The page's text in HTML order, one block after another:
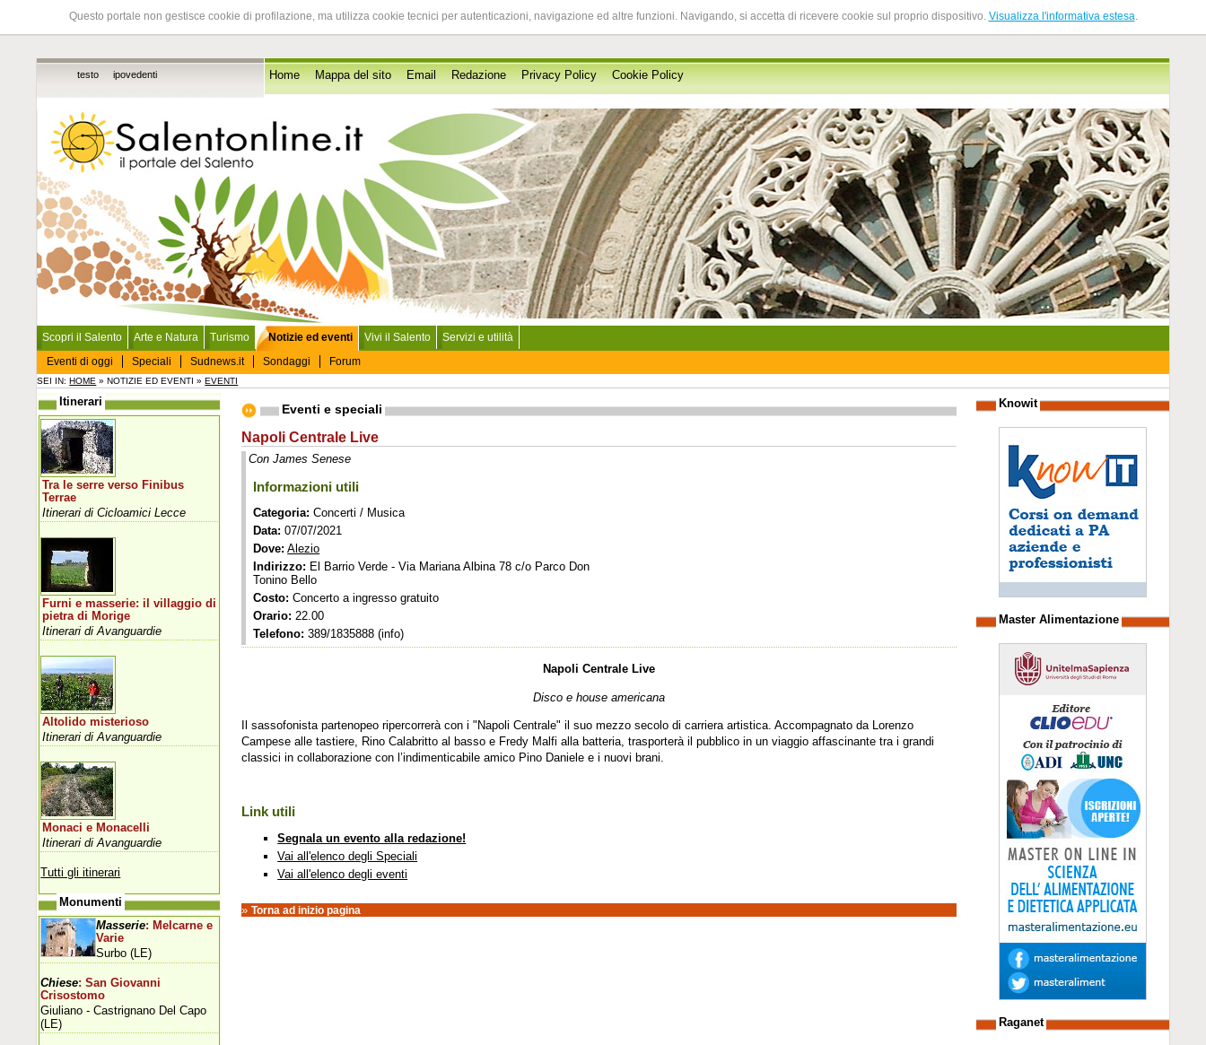
Questo portale non gestisce cookie di profilazione, ma utilizza cookie tecnici per autenticazioni, navigazione ed altre funzioni. Navigando, si accetta di ricevere cookie sul proprio dispositivo. Visualizza l'informativa estesa.
testo ipovedenti Home Mappa del sito Email Redazione Privacy Policy Cookie Policy
Scopri il Salento Arte e Natura Turismo
Notizie ed eventi
Eventi di oggi
Speciali Sudnews.it Sondaggi Forum
Vivi il Salento Servizi e utilità
SEI IN:HOME » NOTIZIE ED EVENTI »EVENTI
Eventi e speciali
Napoli Centrale Live
Con James Senese
Informazioni utili
Categoria: Concerti / Musica
Data: 07/07/2021
Dove: Alezio
Indirizzo: El Barrio Verde - Via Mariana Albina 78 c/o Parco Don
Tonino Bello
Costo: Concerto a ingresso gratuito
Orario: 22.00
Telefono: 389/1835888 (info)
Napoli Centrale Live
Disco e house americana
Il sassofonista partenopeo ripercorrerà con i "Napoli Centrale" il suo mezzo secolo di carriera artistica. Accompagnato da Lorenzo
Campese alle tastiere, Rino Calabritto al basso e Fredy Malfi alla batteria, trasporterà il pubblico in un viaggio affascinante tra i grandi
classici in collaborazione con l’indimenticabile amico Pino Daniele e i nuovi brani.
Link utili
Segnala un evento alla redazione!
Vai all'elenco degli Speciali
Vai all'elenco degli eventi
»Torna ad inizio pagina
Itinerari
Tra le serre verso Finibus
Terrae
Itinerari di Cicloamici Lecce
Furni e masserie: il villaggio di
pietra di Morige
Itinerari di Avanguardie
Altolido misterioso
Itinerari di Avanguardie
Monaci e Monacelli
Itinerari di Avanguardie
Tutti gli itinerari
Monumenti
Masserie: Melcarne e
Varie
Surbo (LE)
Chiese: San Giovanni
Crisostomo
Giuliano - Castrignano Del Capo
(LE)
Knowit
Master Alimentazione
Raganet